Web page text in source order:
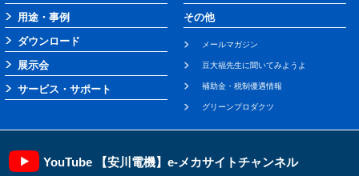
用途・事例
ダウンロード
展示会
サービス・サポート
その他
メールマガジン
豆大福先生に聞いてみようよ
補助金・税制優遇情報
グリーンプロダクツ
YouTube 【安川電機】e-メカサイトチャンネル